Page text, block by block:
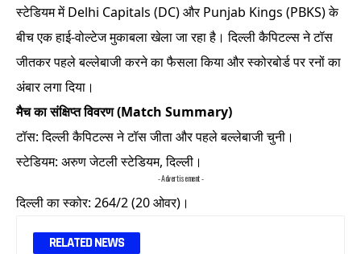
स्टेडियम में Delhi Capitals (DC) और Punjab Kings (PBKS) के
बीच एक हाई-वोल्टेज मुकाबला खेला जा रहा है। दिल्ली कैपिटल्स ने टॉस
जीतकर पहले बल्लेबाजी करने का फैसला किया और स्कोरबोर्ड पर रनों का
अंबार लगा दिया।
मैच का संक्षिप्त विवरण (Match Summary)
टॉस: दिल्ली कैपिटल्स ने टॉस जीता और पहले बल्लेबाजी चुनी।
स्टेडियम: अरुण जेटली स्टेडियम, दिल्ली।
- Advertisement -
दिल्ली का स्कोर: 264/2 (20 ओवर)।
RELATED NEWS